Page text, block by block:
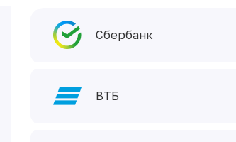
Сбербанк
ВТБ